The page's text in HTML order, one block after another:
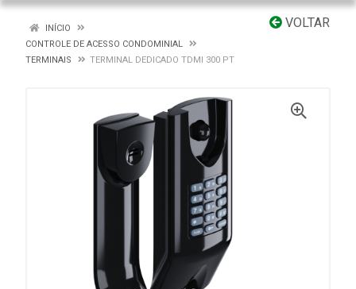
VOLTAR
INÍCIO
CONTROLE DE ACESSO CONDOMINIAL
TERMINAIS
TERMINAL DEDICADO TDMI 300 PT